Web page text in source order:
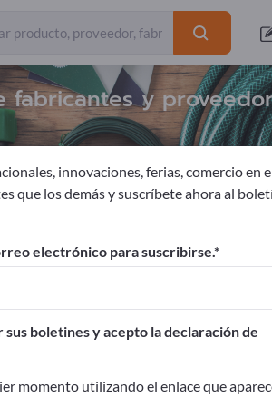
fabricantes y
Empiece aquí
innovaciones, ferias, comercio en
que los demás y suscríbete ahora al
electrónico para suscribirse.
boletines y acepto la declaración de
momento utilizando el enlace que